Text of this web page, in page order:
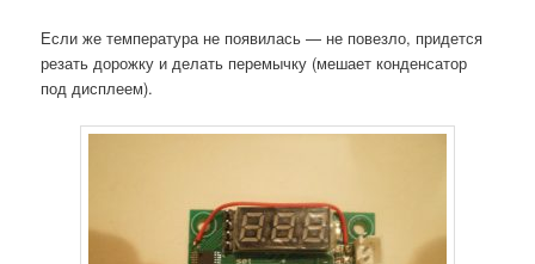
Если же температура не появилась — не повезло, придется
резать дорожку и делать перемычку (мешает конденсатор
под дисплеем).